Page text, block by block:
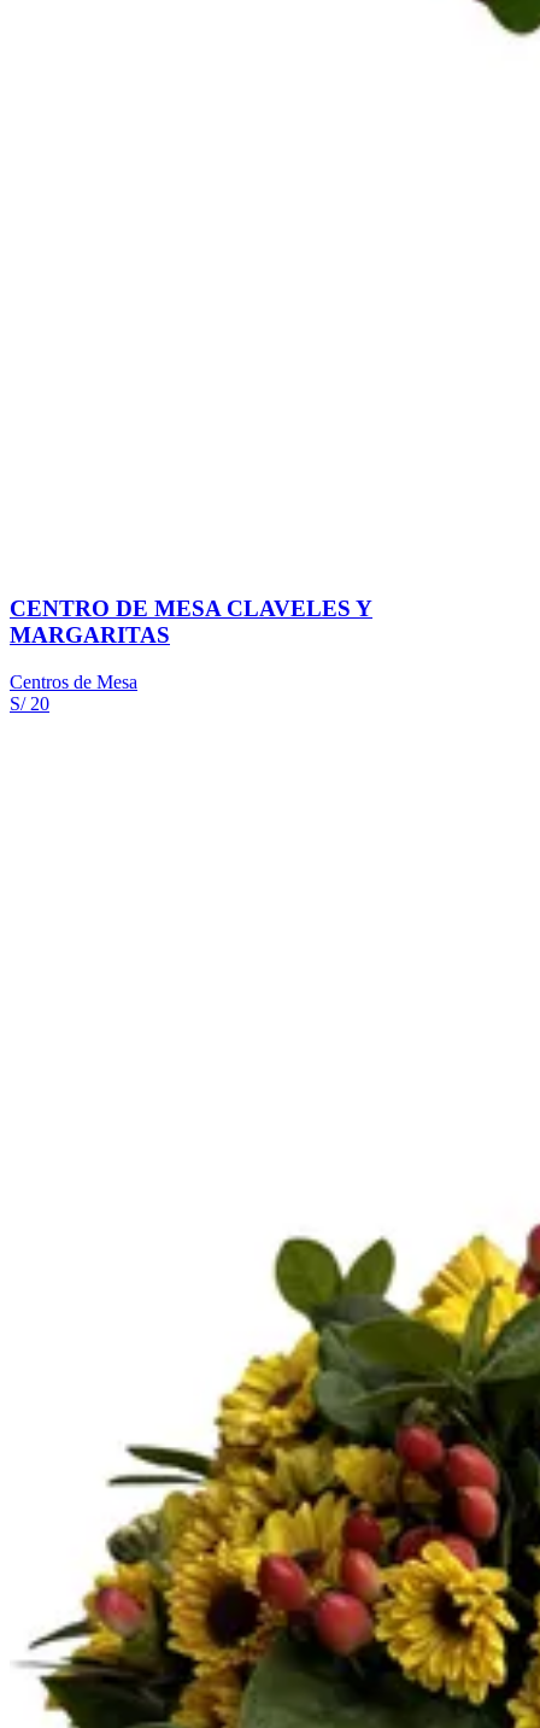
CENTRO DE MESA CLAVELES Y
MARGARITAS
Centros de Mesa
S/ 20